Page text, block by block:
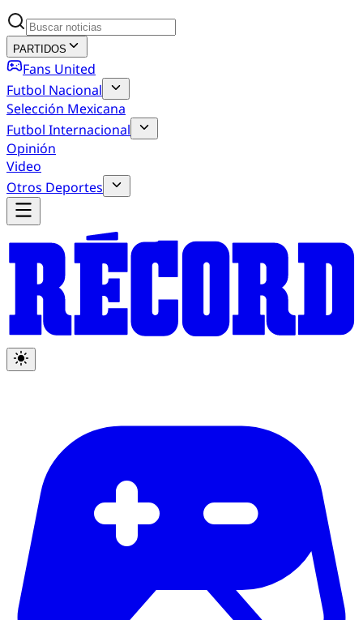
PARTIDOS
Fans United
Futbol Nacional
Selección Mexicana
Futbol Internacional
Opinión
Video
Otros Deportes